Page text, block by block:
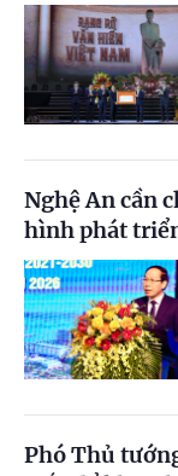
Nghệ An cần
hình phát
Phó Thủ